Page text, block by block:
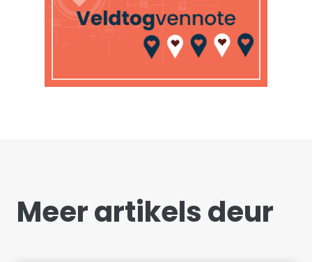
Meer artikels deur